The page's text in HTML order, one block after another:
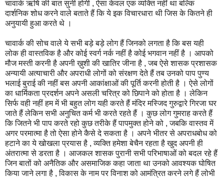
चावार्क ऋषि की बात सुनी होगी , ऐसा केवल एक व्यक्ति नहीं था बल्कि
दार्शनिक शोध करने वाले बताते हैं कि ये इक विचारधारा थी जिस के कितने ही
अनुयायी हुआ करते थे ।
चावार्क की सोच वाले ये सभी बड़े बड़े लोग हैं जिनको लगता है कि बस यही
लोक ही वास्तविक है और कोई स्वर्ग नर्क नहीं है कोई भगवान नहीं है । आपको
मौज मस्ती करनी है अपनी ख़ुशी की खातिर जीना है , जब ऐसे शासक प्रशासक
अन्यायी अत्याचारी और अपराधी लोगों को संरक्षण देते हैं तब उनको पाप पुण्य
भलाई बुराई की नहीं बस अपनी आकांक्षाओं की पूर्ति करनी होती है । ऐसे लोगों
का धार्मिकता प्रदर्शन अपने असली चरित्र को छिपाने को होता है । लेकिन
सिर्फ वही नहीं हम में भी बहुत लोग यही करते हैं मंदिर मस्जिद गुरुद्वारे गिरजा घर
जाते हैं लेकिन सभी अनुचित कर्म भी करते रहते हैं । कुछ लोग गुमराह करते हैं
कि जितने भी पाप करते रहो कुछ तरीके हैं पापमुक्त होने को , जबकि वास्तव में
अगर परमात्मा है तो ऐसा होने कैसे दे सकता है । अपने भीतर से अपराधबोध को
हटाने का ये खोखला प्रयास है , व्यक्ति हमेशा बेचैन रहता है खुद अपनी ही
अंतरात्मा से डरता है । आजकल शासक पुरानी सभी परिभाषाओं को बदल रहे हैं
जिन बातों को अनैतिक और असमाजिक कहा जाता था उनको आवश्यक घोषित
किया जाने लगा है , विकास के नाम पर विनाश को आमंत्रित करने लगे हैं लोभी